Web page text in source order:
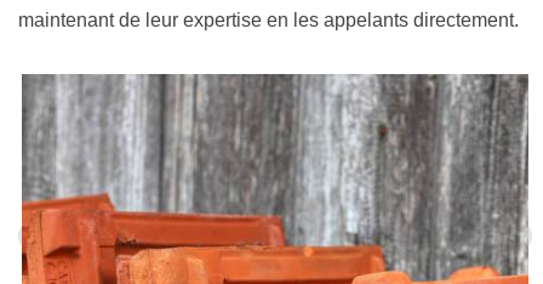
maintenant de leur expertise en les appelants directement.